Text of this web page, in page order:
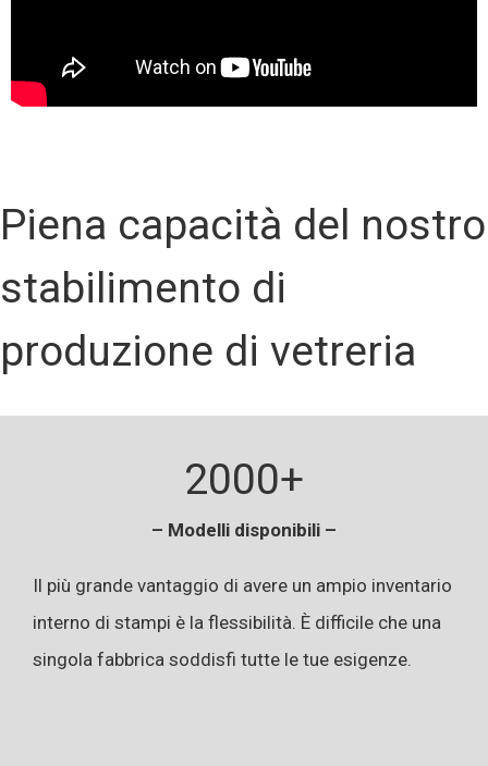
Piena capacità del nostro
stabilimento di
produzione di vetreria
2000+
– Modelli disponibili –
Il più grande vantaggio di avere un ampio inventario
interno di stampi è la flessibilità. È difficile che una
singola fabbrica soddisfi tutte le tue esigenze.